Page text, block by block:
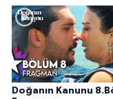
Doğanın Kanunu